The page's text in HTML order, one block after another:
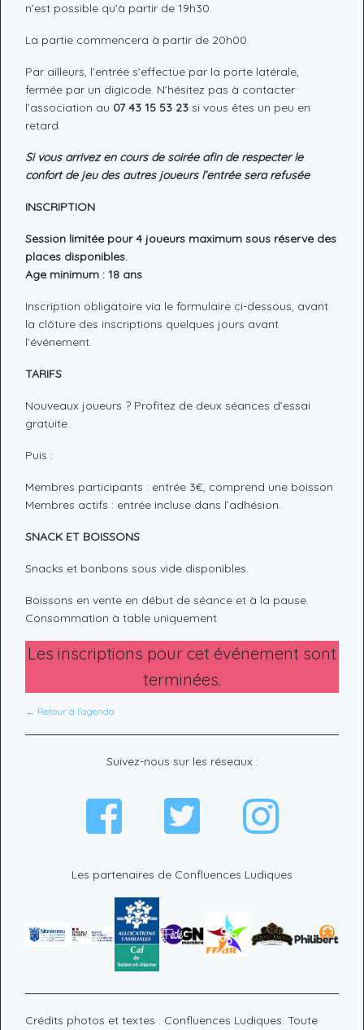
n’est possible qu’à partir de 19h30.
La partie commencera à partir de 20h00.
Par ailleurs, l’entrée s’effectue par la porte latérale,
fermée par un digicode. N’hésitez pas à contacter
l’association au 07 43 15 53 23 si vous êtes un peu en
retard.
Si vous arrivez en cours de soirée afin de respecter le
confort de jeu des autres joueurs l’entrée sera refusée
INSCRIPTION
Session limitée pour 4 joueurs maximum sous réserve des
places disponibles.
Age minimum : 18 ans
Inscription obligatoire via le formulaire ci-dessous, avant
la clôture des inscriptions quelques jours avant
l’événement.
TARIFS
Nouveaux joueurs ? Profitez de deux séances d’essai
gratuite.
Puis :
Membres participants : entrée 3€, comprend une boisson
Membres actifs : entrée incluse dans l’adhésion.
SNACK ET BOISSONS
Snacks et bonbons sous vide disponibles.
Boissons en vente en début de séance et à la pause.
Consommation à table uniquement
Les inscriptions pour cet événement sont
terminées.
← Retour à l'agenda
Les partenaires de Confluences Ludiques
Suivez-nous sur les réseaux :
Crédits photos et textes : Confluences Ludiques. Toute